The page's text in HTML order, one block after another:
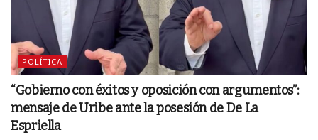
POLÍTICA
“Gobierno con éxitos y oposición con argumentos”:
mensaje de Uribe ante la posesión de De La
Espriella